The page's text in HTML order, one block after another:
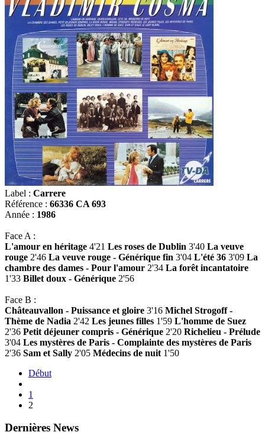
Label : Carrere
Référence : 66336 CA 693
Année : 1986
Face A :
L'amour en héritage 4'21 Les roses de Dublin 3'40 La veuve
rouge 2'46 La veuve rouge - Générique fin 3'04 L'été 36 3'09 La
chambre des dames - Pour l'amour 2'34 La forêt incantatoire
1'33 Billet doux - Générique 2'56
Face B :
Châteauvallon - Puissance et gloire 3'16 Michel Strogoff -
Thème de Nadia 2'42 Les jeunes filles 1'59 L'homme de Suez
2'36 Petit déjeuner compris - Générique 2'20 Richelieu - Prélude
3'04 Les mystères de Paris - Complainte des mystères de Paris
2'36 Sam et Sally 2'05 Médecins de nuit 1'50
Début
1
2
Dernières News